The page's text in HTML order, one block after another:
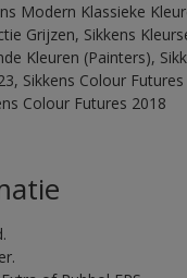
Modern Klassieke
Grijzen, Sikkens
Kleuren (Painters),
Sikkens Colour
Colour Futures 2018